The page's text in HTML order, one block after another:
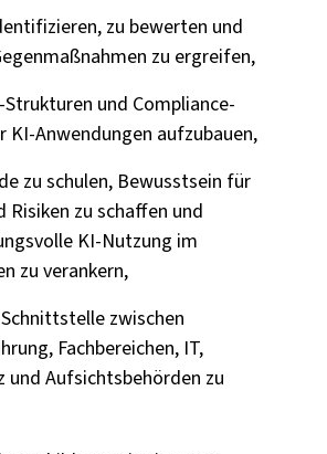
zu bewerten und
zu ergreifen,
Strukturen und Compliance-
KI-Anwendungen aufzubauen,
zu schulen, Bewusstsein für
Risiken zu schaffen und
KI-Nutzung im
zu verankern,
zwischen
Fachbereichen, IT,
und Aufsichtsbehörden zu